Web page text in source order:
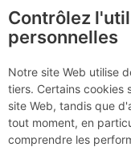
Steph
Activités
Contrôlez
personnelles
Notre site Web utilise
tiers. Certains cookies
site Web, tandis que
tout moment, en
comprendre les